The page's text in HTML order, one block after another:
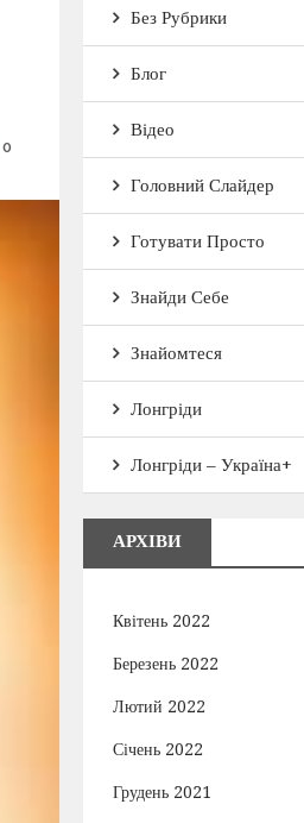
0
Без Рубрики
Блог
Відео
Головний Слайдер
Готувати Просто
Знайди Себе
Знайомтеся
Лонгріди
Лонгріди – Україна+
АРХІВИ
Квітень 2022
Березень 2022
Лютий 2022
Січень 2022
Грудень 2021